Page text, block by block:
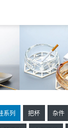
系列 把杯 杂件